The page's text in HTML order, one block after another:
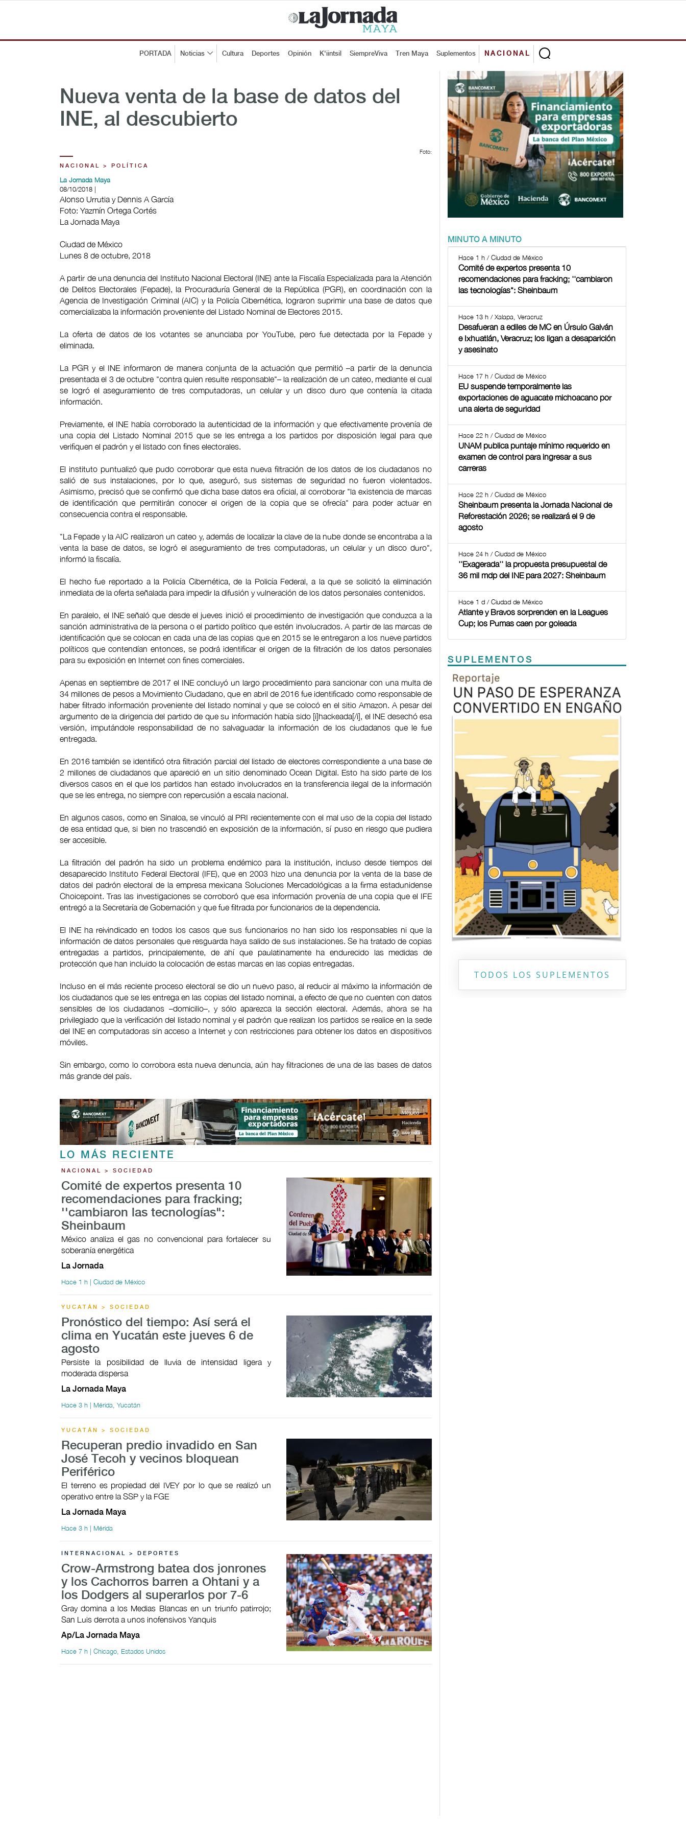
PORTADA Noticias Cultura Deportes Opinión K'iintsil SiempreViva Tren Maya Suplementos NACIONAL
Nueva venta de la base de datos del
INE, al descubierto
Foto:
NACIONAL > POLÍTICA
La Jornada Maya
08/10/2018 |
Alonso Urrutia y Dennis A García
Foto: Yazmín Ortega Cortés
La Jornada Maya
Ciudad de México
Lunes 8 de octubre, 2018
A partir de una denuncia del Instituto Nacional Electoral (INE) ante la Fiscalía Especializada para la Atención
de Delitos Electorales (Fepade), la Procuraduría General de la República (PGR), en coordinación con la
Agencia de Investigación Criminal (AIC) y la Policía Cibernética, lograron suprimir una base de datos que
comercializaba la información proveniente del Listado Nominal de Electores 2015.
La oferta de datos de los votantes se anunciaba por YouTube, pero fue detectada por la Fepade y
eliminada.
La PGR y el INE informaron de manera conjunta de la actuación que permitió –a partir de la denuncia
presentada el 3 de octubre "contra quien resulte responsable"– la realización de un cateo, mediante el cual
se logró el aseguramiento de tres computadoras, un celular y un disco duro que contenía la citada
información.
Previamente, el INE había corroborado la autenticidad de la información y que efectivamente provenía de
una copia del Listado Nominal 2015 que se les entrega a los partidos por disposición legal para que
verifiquen el padrón y el listado con fines electorales.
El instituto puntualizó que pudo corroborar que esta nueva filtración de los datos de los ciudadanos no
salió de sus instalaciones, por lo que, aseguró, sus sistemas de seguridad no fueron violentados.
Asimismo, precisó que se confirmó que dicha base datos era oficial, al corroborar "la existencia de marcas
de identificación que permitirán conocer el origen de la copia que se ofrecía" para poder actuar en
consecuencia contra el responsable.
"La Fepade y la AIC realizaron un cateo y, además de localizar la clave de la nube donde se encontraba a la
venta la base de datos, se logró el aseguramiento de tres computadoras, un celular y un disco duro",
informó la fiscalía.
El hecho fue reportado a la Policía Cibernética, de la Policía Federal, a la que se solicitó la eliminación
inmediata de la oferta señalada para impedir la difusión y vulneración de los datos personales contenidos.
En paralelo, el INE señaló que desde el jueves inició el procedimiento de investigación que conduzca a la
sanción administrativa de la persona o el partido político que estén involucrados. A partir de las marcas de
identificación que se colocan en cada una de las copias que en 2015 se le entregaron a los nueve partidos
políticos que contendían entonces, se podrá identificar el origen de la filtración de los datos personales
para su exposición en Internet con fines comerciales.
Apenas en septiembre de 2017 el INE concluyó un largo procedimiento para sancionar con una multa de
34 millones de pesos a Movimiento Ciudadano, que en abril de 2016 fue identificado como responsable de
haber filtrado información proveniente del listado nominal y que se colocó en el sitio Amazon. A pesar del
argumento de la dirigencia del partido de que su información había sido [i]hackeada[/i], el INE desechó esa
versión, imputándole responsabilidad de no salvaguadar la información de los ciudadanos que le fue
entregada.
En 2016 también se identificó otra filtración parcial del listado de electores correspondiente a una base de
2 millones de ciudadanos que apareció en un sitio denominado Ocean Digital. Esto ha sido parte de los
diversos casos en el que los partidos han estado involucrados en la transferencia ilegal de la información
que se les entrega, no siempre con repercusión a escala nacional.
En algunos casos, como en Sinaloa, se vinculó al PRI recientemente con el mal uso de la copia del listado
de esa entidad que, si bien no trascendió en exposición de la información, sí puso en riesgo que pudiera
ser accesible.
La filtración del padrón ha sido un problema endémico para la institución, incluso desde tiempos del
desaparecido Instituto Federal Electoral (IFE), que en 2003 hizo una denuncia por la venta de la base de
datos del padrón electoral de la empresa mexicana Soluciones Mercadológicas a la firma estadunidense
Choicepoint. Tras las investigaciones se corroboró que esa información provenía de una copia que el IFE
entregó a la Secretaría de Gobernación y que fue filtrada por funcionarios de la dependencia.
El INE ha reivindicado en todos los casos que sus funcionarios no han sido los responsables ni que la
información de datos personales que resguarda haya salido de sus instalaciones. Se ha tratado de copias
entregadas a partidos, principalemente, de ahí que paulatinamente ha endurecido las medidas de
protección que han incluido la colocación de estas marcas en las copias entregadas.
Incluso en el más reciente proceso electoral se dio un nuevo paso, al reducir al máximo la información de
los ciudadanos que se les entrega en las copias del listado nominal, a efecto de que no cuenten con datos
sensibles de los ciudadanos –domicilio–, y sólo aparezca la sección electoral. Además, ahora se ha
privilegiado que la verificación del listado nominal y el padrón que realizan los partidos se realice en la sede
del INE en computadoras sin acceso a Internet y con restricciones para obtener los datos en dispositivos
móviles.
Sin embargo, como lo corrobora esta nueva denuncia, aún hay filtraciones de una de las bases de datos
más grande del país.
LO MÁS RECIENTE
NACIONAL > SOCIEDAD
Comité de expertos presenta 10
recomendaciones para fracking;
''cambiaron las tecnologías":
Sheinbaum
México analiza el gas no convencional para fortalecer su
soberanía energética
La Jornada
Hace 1 h | Ciudad de México
YUCATÁN > SOCIEDAD
Pronóstico del tiempo: Así será el
clima en Yucatán este jueves 6 de
agosto
Persiste la posibilidad de lluvia de intensidad ligera y
moderada dispersa
La Jornada Maya
Hace 3 h | Mérida, Yucatán
YUCATÁN > SOCIEDAD
Recuperan predio invadido en San
José Tecoh y vecinos bloquean
Periférico
El terreno es propiedad del IVEY por lo que se realizó un
operativo entre la SSP y la FGE
La Jornada Maya
Hace 3 h | Mérida
INTERNACIONAL > DEPORTES
Crow-Armstrong batea dos jonrones
y los Cachorros barren a Ohtani y a
los Dodgers al superarlos por 7-6
Gray domina a los Medias Blancas en un triunfo patirrojo;
San Luis derrota a unos inofensivos Yanquis
Ap/La Jornada Maya
Hace 7 h | Chicago, Estados Unidos
MINUTO A MINUTO
Hace 1 h / Ciudad de México
Comité de expertos presenta 10
recomendaciones para fracking; ''cambiaron
las tecnologías": Sheinbaum
Hace 13 h / Xalapa, Veracruz
Desafueran a ediles de MC en Úrsulo Galván
e Ixhuatlán, Veracruz; los ligan a desaparición
y asesinato
Hace 17 h / Ciudad de México
EU suspende temporalmente las
exportaciones de aguacate michoacano por
una alerta de seguridad
Hace 22 h / Ciudad de México
UNAM publica puntaje mínimo requerido en
examen de control para ingresar a sus
carreras
Hace 22 h / Ciudad de México
Sheinbaum presenta la Jornada Nacional de
Reforestación 2026; se realizará el 9 de
agosto
Hace 24 h / Ciudad de México
''Exagerada'' la propuesta presupuestal de
36 mil mdp del INE para 2027: Sheinbaum
Hace 1 d / Ciudad de México
Atlante y Bravos sorprenden en la Leagues
Cup; los Pumas caen por goleada
SUPLEMENTOS
Previous Next
TODOS LOS SUPLEMENTOS